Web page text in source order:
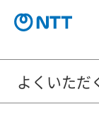
よくいただ